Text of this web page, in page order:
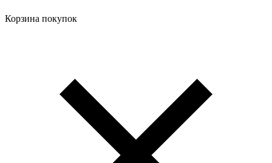
Корзина покупок